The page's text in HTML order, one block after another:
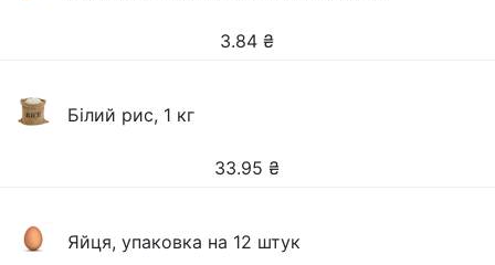
3.84 ₴
Білий рис, 1 кг
33.95 ₴
Яйця, упаковка на 12 штук